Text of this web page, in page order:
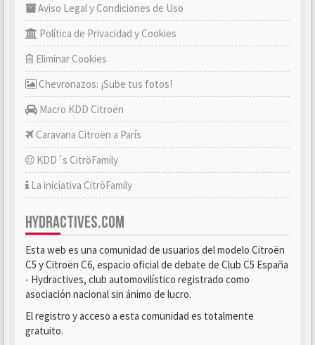
Aviso Legal y Condiciones de Uso
Política de Privacidad y Cookies
Eliminar Cookies
Chevronazos: ¡Sube tus fotos!
Macro KDD Citroën
Caravana Citroën a París
KDD´s CitröFamily
La iniciativa CitröFamily
HYDRACTIVES.COM
Esta web es una comunidad de usuarios del modelo Citroën
C5 y Citroën C6, espacio oficial de debate de Club C5 España
- Hydractives, club automovilístico registrado como
asociación nacional sin ánimo de lucro.
El registro y acceso a esta comunidad es totalmente
gratuito.